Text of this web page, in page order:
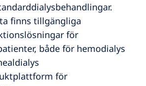
finns tillgängliga
för
både för hemodialys
för